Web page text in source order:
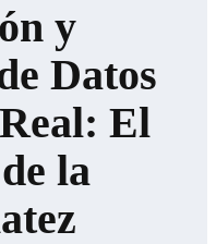
y
Datos
El
la